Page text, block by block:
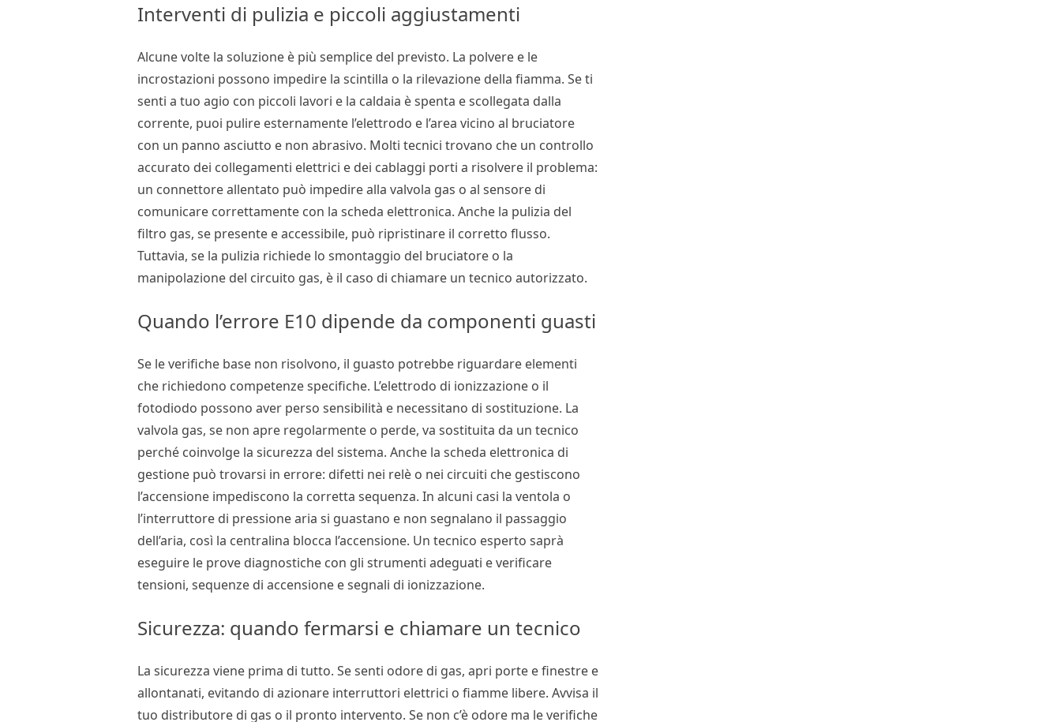
Interventi di pulizia e piccoli aggiustamenti
Alcune volte la soluzione è più semplice del previsto. La polvere e le
incrostazioni possono impedire la scintilla o la rilevazione della fiamma. Se ti
senti a tuo agio con piccoli lavori e la caldaia è spenta e scollegata dalla
corrente, puoi pulire esternamente l’elettrodo e l’area vicino al bruciatore
con un panno asciutto e non abrasivo. Molti tecnici trovano che un controllo
accurato dei collegamenti elettrici e dei cablaggi porti a risolvere il problema:
un connettore allentato può impedire alla valvola gas o al sensore di
comunicare correttamente con la scheda elettronica. Anche la pulizia del
filtro gas, se presente e accessibile, può ripristinare il corretto flusso.
Tuttavia, se la pulizia richiede lo smontaggio del bruciatore o la
manipolazione del circuito gas, è il caso di chiamare un tecnico autorizzato.
Quando l’errore E10 dipende da componenti guasti
Se le verifiche base non risolvono, il guasto potrebbe riguardare elementi
che richiedono competenze specifiche. L’elettrodo di ionizzazione o il
fotodiodo possono aver perso sensibilità e necessitano di sostituzione. La
valvola gas, se non apre regolarmente o perde, va sostituita da un tecnico
perché coinvolge la sicurezza del sistema. Anche la scheda elettronica di
gestione può trovarsi in errore: difetti nei relè o nei circuiti che gestiscono
l’accensione impediscono la corretta sequenza. In alcuni casi la ventola o
l’interruttore di pressione aria si guastano e non segnalano il passaggio
dell’aria, così la centralina blocca l’accensione. Un tecnico esperto saprà
eseguire le prove diagnostiche con gli strumenti adeguati e verificare
tensioni, sequenze di accensione e segnali di ionizzazione.
Sicurezza: quando fermarsi e chiamare un tecnico
La sicurezza viene prima di tutto. Se senti odore di gas, apri porte e finestre e
allontanati, evitando di azionare interruttori elettrici o fiamme libere. Avvisa il
tuo distributore di gas o il pronto intervento. Se non c’è odore ma le verifiche